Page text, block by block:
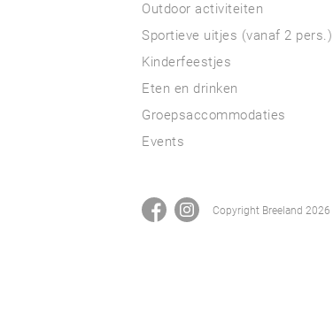
Outdoor activiteiten
Sportieve uitjes (vanaf 2 pers.)
Kinderfeestjes
Eten en drinken
Groepsaccommodaties
Events
Copyright Breeland 2026 |